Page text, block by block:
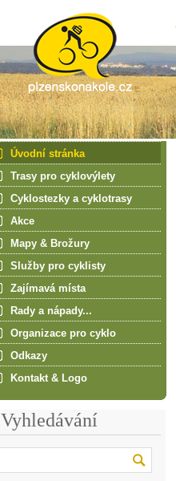
Úvodní stránka
Trasy pro cyklovýlety
Cyklostezky a cyklotrasy
Akce
Mapy & Brožury
Služby pro cyklisty
Zajímavá místa
Rady a nápady...
Organizace pro cyklo
Odkazy
Kontakt & Logo
Vyhledávání